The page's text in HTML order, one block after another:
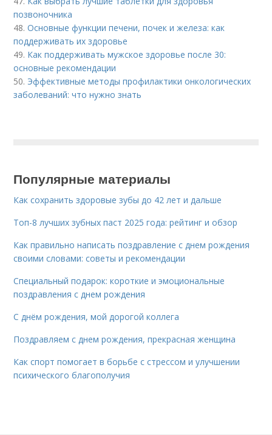
позвоночника
48.Основные функции печени, почек и железа: как
поддерживать их здоровье
49. Как поддерживать мужское здоровье после 30:
основные рекомендации
50. Эффективные методы профилактики онкологических
заболеваний: что нужно знать
Популярные материалы
Как сохранить здоровые зубы до 42 лет и дальше
Топ-8 лучших зубных паст 2025 года: рейтинг и обзор
Как правильно написать поздравление с днем рождения
своими словами: советы и рекомендации
Специальный подарок: короткие и эмоциональные
поздравления с днем рождения
С днём рождения, мой дорогой коллега
Поздравляем с днем рождения, прекрасная женщина
Как спорт помогает в борьбе с стрессом и улучшении
психического благополучия